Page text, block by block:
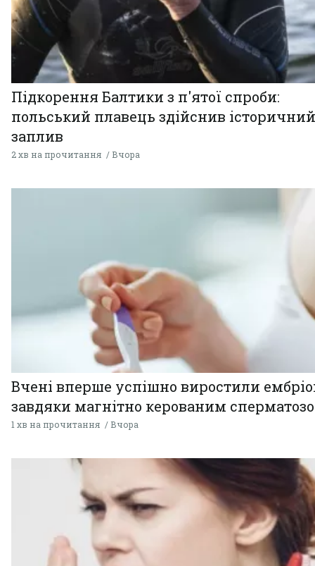
Підкорення Балтики з п'ятої спроби:
польський плавець здійснив історичний
заплив
2 хв на прочитання Вчора
Вчені вперше успішно виростили
завдяки магнітно керованим
1 хв на прочитання Вчора